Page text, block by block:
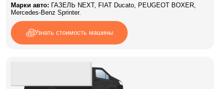
Марки авто: ГАЗЕЛЬ NEXT, FIAT Ducato, PEUGEOT BOXER,
Mercedes-Benz Sprinter.
Узнать стоимость машины